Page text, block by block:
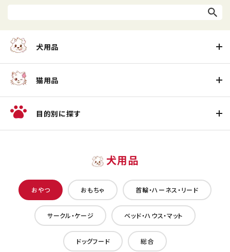
犬用品
猫用品
目的別に探す
犬用品
おやつ おもちゃ 首輪・ハーネス・リード
サークル・ケージ ベッド・ハウス・マット
ドッグフード 総合